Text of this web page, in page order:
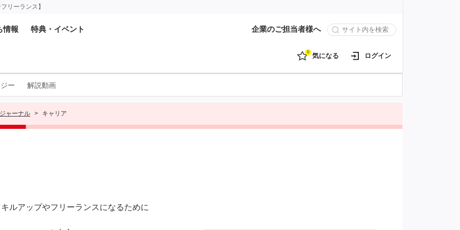
リーランス】
情報 特典・イベント 企業のご担当者様へ
0 気になる ログイン
ー 解説動画
ャーナル キャリア
ルアップやフリーランスになるために